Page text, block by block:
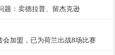
题：卖德拉普、留杰克逊
加盟，已为荷兰出战8场比赛